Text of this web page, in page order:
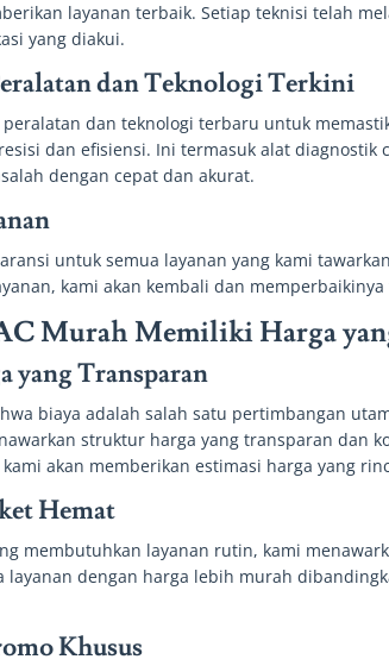
layanan terbaik. Setiap teknisi telah
yang diakui.
dan Teknologi Terkini
dan teknologi terbaru untuk
dan efisiensi. Ini termasuk alat diagnostik
dengan cepat dan akurat.
untuk semua layanan yang kami
kami akan kembali dan
AC Murah Memiliki Harga
yang Transparan
biaya adalah salah satu pertimbangan
struktur harga yang transparan dan
akan memberikan estimasi harga yang
Hemat
membutuhkan layanan rutin, kami
layanan dengan harga lebih murah
Khusus